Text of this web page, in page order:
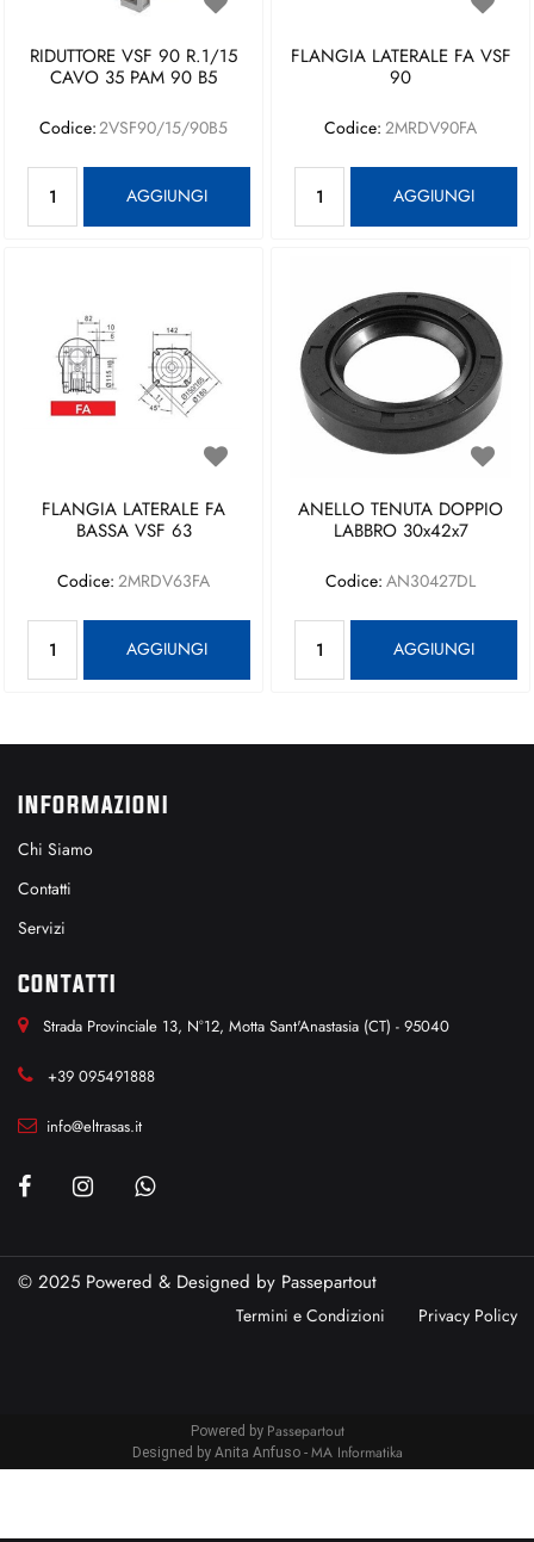
RIDUTTORE VSF 90 R.1/15
CAVO 35 PAM 90 B5
Codice:2VSF90/15/90B5
AGGIUNGI
FLANGIA LATERALE FA VSF
90
Codice: 2MRDV90FA
AGGIUNGI
FLANGIA LATERALE FA
BASSA VSF 63
Codice: 2MRDV63FA
AGGIUNGI
ANELLO TENUTA DOPPIO
LABBRO 30x42x7
Codice: AN30427DL
AGGIUNGI
INFORMAZIONI
Chi Siamo
Contatti
Servizi
CONTATTI
Strada Provinciale 13, N°12, Motta Sant'Anastasia (CT) - 95040
+39 095491888
info@eltrasas.it
© 2025 Powered & Designed by Passepartout
Termini e Condizioni Privacy Policy
Powered by Passepartout
Designed by Anita Anfuso - MA Informatika